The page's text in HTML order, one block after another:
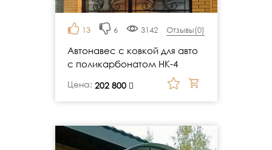
13 6 3142 Отзывы(0)
Автонавес с ковкой для авто
с поликарбонатом НК-4
Цена: 202 800
руб.